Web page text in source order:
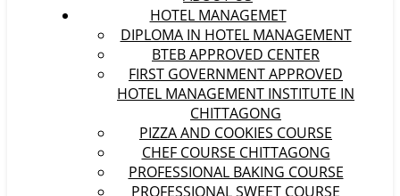
HOTEL MANAGEMET
DIPLOMA IN HOTEL MANAGEMENT
BTEB APPROVED CENTER
FIRST GOVERNMENT APPROVED
HOTEL MANAGEMENT INSTITUTE IN
CHITTAGONG
PIZZA AND COOKIES COURSE
CHEF COURSE CHITTAGONG
PROFESSIONAL BAKING COURSE
PROFESSIONAL SWEET COURSE